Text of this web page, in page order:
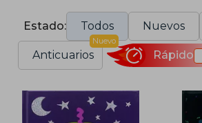
Estado: Todos Nuevos
Anticuarios
Nuevo
Rápido